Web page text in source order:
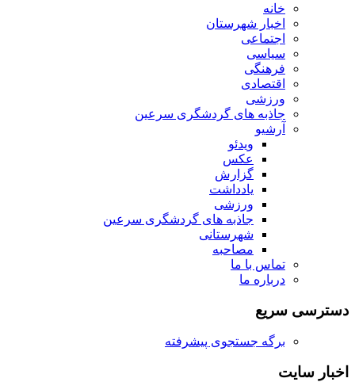
خانه
اخبار شهرستان
اجتماعی
سیاسی
فرهنگی
اقتصادی
ورزشی
جاذبه های گردشگری سرعین
آرشیو
ویدئو
عکس
گزارش
یادداشت
ورزشی
جاذبه های گردشگری سرعین
شهرستانی
مصاحبه
تماس با ما
درباره ما
دسترسی سریع
برگه جستجوی پیشرفته
اخبار سایت